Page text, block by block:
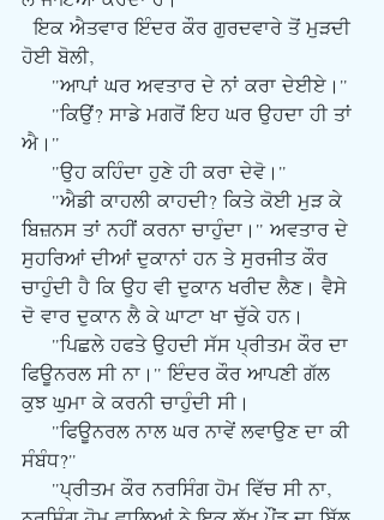
  ਇਕ ਐਤਵਾਰ ਇੰਦਰ ਕੌਰ ਗੁਰਦਵਾਰੇ ਤੋਂ ਮੁੜਦੀ
ਹੋਈ ਬੋਲੀ,
     "ਆਪਾਂ ਘਰ ਅਵਤਾਰ ਦੇ ਨਾਂ ਕਰਾ ਦੇਈਏ।"
ਐ।"
     "ਉਹ ਕਹਿੰਦਾ ਹੁਣੇ ਹੀ ਕਰਾ ਦੇਵੋ।"
ਬਿਜ਼ਨਸ ਤਾਂ ਨਹੀਂ ਕਰਨਾ ਚਾਹੁੰਦਾ।" ਅਵਤਾਰ ਦੇ
ਸੁਹਰਿਆਂ ਦੀਆਂ ਦੁਕਾਨਾਂ ਹਨ ਤੇ ਸੁਰਜੀਤ ਕੌਰ
ਚਾਹੁੰਦੀ ਹੈ ਕਿ ਉਹ ਵੀ ਦੁਕਾਨ ਖਰੀਦ ਲੈਣ। ਵੈਸੇ
ਦੋ ਵਾਰ ਦੁਕਾਨ ਲੈ ਕੇ ਘਾਟਾ ਖਾ ਚੁੱਕੇ ਹਨ।
ਫਿਊਨਰਲ ਸੀ ਨਾ।" ਇੰਦਰ ਕੌਰ ਆਪਣੀ ਗੱਲ
ਕੁਝ ਘੁਮਾ ਕੇ ਕਰਨੀ ਚਾਹੁੰਦੀ ਸੀ।
ਸੰਬੰਧ?"